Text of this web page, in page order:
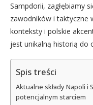
Sampdorii, zagłębiamy
zawodników i taktyczne
konteksty i polskie
jest unikalną historią do
Spis treści
Aktualne składy Napoli i
potencjalnym starciem